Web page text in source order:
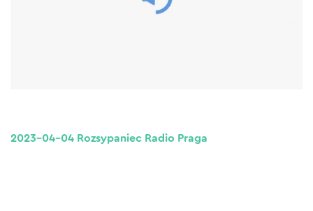
2023-04-04 Rozsypaniec Radio Praga